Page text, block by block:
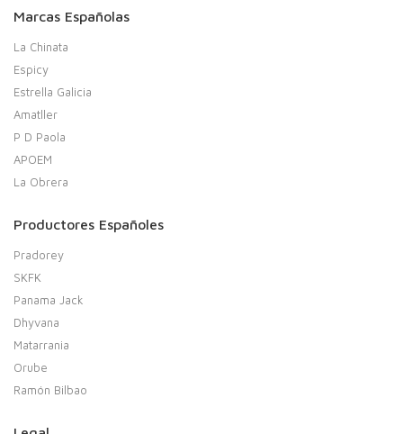
Marcas Españolas
La Chinata
Espicy
Estrella Galicia
Amatller
P D Paola
APOEM
La Obrera
Productores Españoles
Pradorey
SKFK
Panama Jack
Dhyvana
Matarrania
Orube
Ramón Bilbao